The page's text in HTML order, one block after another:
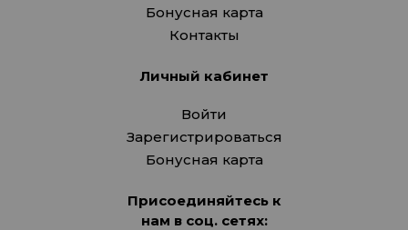
Бонусная карта
Контакты
Личный кабинет
Войти
Зарегистрироваться
Бонусная карта
Присоединяйтесь к
нам в соц. сетях: